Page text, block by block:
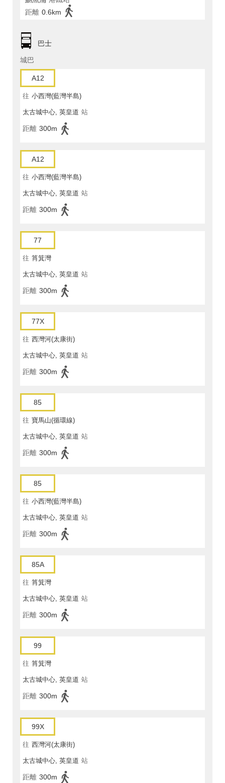
距離 0.6km
巴士
城巴
A12
往 小西灣(藍灣半島)
太古城中心, 英皇道 站
距離 300m
A12
往 小西灣(藍灣半島)
太古城中心, 英皇道 站
距離 300m
77
往 筲箕灣
太古城中心, 英皇道 站
距離 300m
77X
往 西灣河(太康街)
太古城中心, 英皇道 站
距離 300m
85
往 寶馬山(循環線)
太古城中心, 英皇道 站
距離 300m
85
往 小西灣(藍灣半島)
太古城中心, 英皇道 站
距離 300m
85A
往 筲箕灣
太古城中心, 英皇道 站
距離 300m
99
往 筲箕灣
太古城中心, 英皇道 站
距離 300m
99X
往 西灣河(太康街)
太古城中心, 英皇道 站
距離 300m